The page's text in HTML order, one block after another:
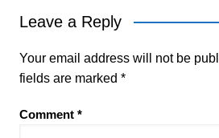
Leave a Reply
Your email address will not be
fields are marked *
Comment *